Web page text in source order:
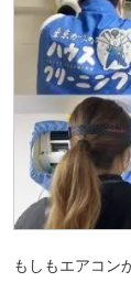
もしもエアコン